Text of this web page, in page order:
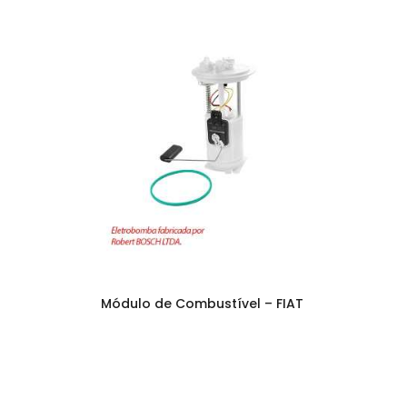
Módulo de Combustível – FIAT